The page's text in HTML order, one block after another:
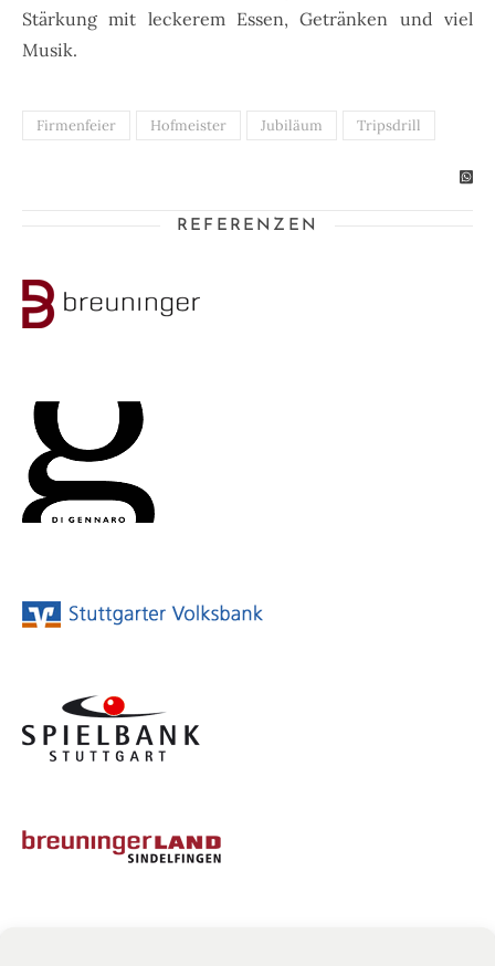
Stärkung mit leckerem Essen, Getränken und viel
Musik.
Firmenfeier Hofmeister Jubiläum Tripsdrill
REFERENZEN